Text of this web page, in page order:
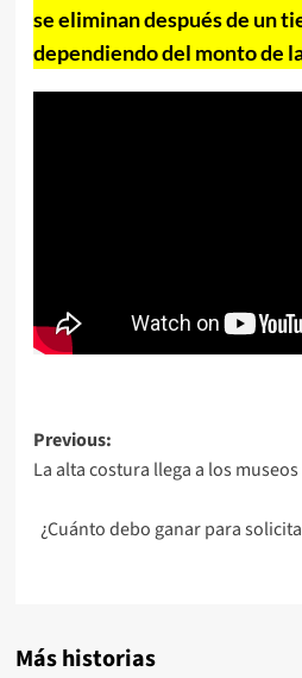
se eliminan después de un
dependiendo del monto de
Post
navigation
Previous:
La alta costura llega a los
¿Cuánto debo ganar para
Más historias